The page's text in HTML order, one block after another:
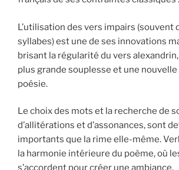
L’utilisation des vers impairs (souvent
syllabes) est une de ses innovations
brisant la régularité du vers
plus grande souplesse et une
poésie.
Le choix des mots et la recherche de
d’allitérations et d’assonances, sont
importants que la rime elle-même.
la harmonie intérieure du poème, où
s’accordent pour créer une ambiance.